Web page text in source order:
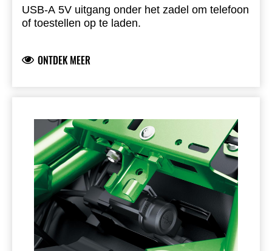
USB-A 5V uitgang onder het zadel om telefoon
of toestellen op te laden.
ONTDEK MEER